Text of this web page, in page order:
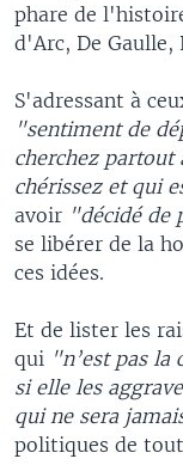
phare de
d'Arc, De Gaulle,
S'adressant à
"sentiment de
cherchez partout
chérissez et qui
avoir "décidé de
se libérer de la
ces idées.
Et de lister les
qui "n’est pas la
si elle les
qui ne sera
politiques de